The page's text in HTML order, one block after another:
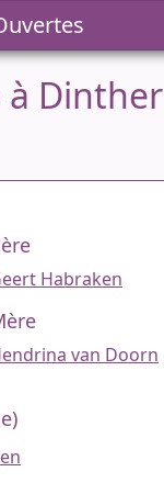
à
Habraken
van Doorn